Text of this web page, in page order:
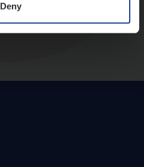
Deny